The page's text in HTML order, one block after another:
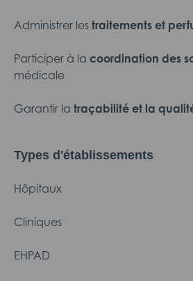
Administrer les traitements et
Participer à la coordination des
médicale
Garantir la traçabilité et la
Types d'établissements
Hôpitaux
Cliniques
EHPAD